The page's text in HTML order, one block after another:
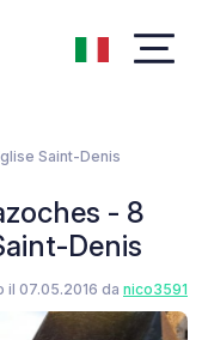
Saint-Denis
- 8
Denis
il 07.05.2016 da nico3591